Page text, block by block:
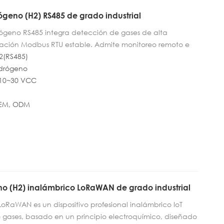
(H2) RS485 de grado industrial
RS485 integra detección de gases de alta
Modbus RTU estable. Admite monitoreo remoto e
cuenta con diseño a prueba de explosiones y
y proporciona datos precisos de concentración
salas de baterías y sistemas de celdas de
calibrar, ideal para aplicaciones de seguridad crítica.
VCC
ODM
(H2) inalámbrico LoRaWAN de grado industrial
es un dispositivo profesional inalámbrico IoT
basado en un principio electroquímico, diseñado